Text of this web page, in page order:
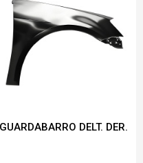
(27844N-4)
(27855N-4)
(578742)
(578842)
GUARDABARRO DELT. DER.